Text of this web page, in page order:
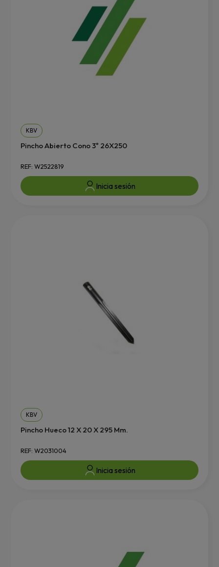
KBV
Pincho Abierto Cono 3º 26X250
REF: W2522819
Inicia sesión
KBV
Pincho Hueco 12 X 20 X 295 Mm.
REF: W2031004
Inicia sesión